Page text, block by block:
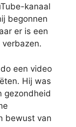
kanaal
begonnen
er is een
een video
Hij was
gezondheid
bewust van